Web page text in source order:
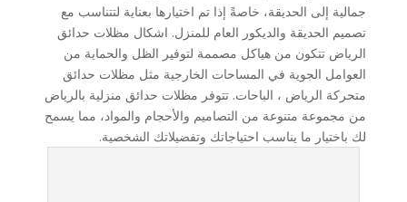
جمالية إلى الحديقة، خاصةً إذا تم اختيارها بعناية لتتناسب مع
تصميم الحديقة والديكور العام للمنزل. اشكال مظلات حدائق
الرياض تتكون من هياكل مصممة لتوفير الظل والحماية من
العوامل الجوية في المساحات الخارجية مثل مظلات حدائق
متحركة الرياض ، الباحات. تتوفر مظلات حدائق منزلية بالرياض
من مجموعة متنوعة من التصاميم والأحجام والمواد، مما يسمح
لك باختيار ما يناسب احتياجاتك وتفضيلاتك الشخصية.